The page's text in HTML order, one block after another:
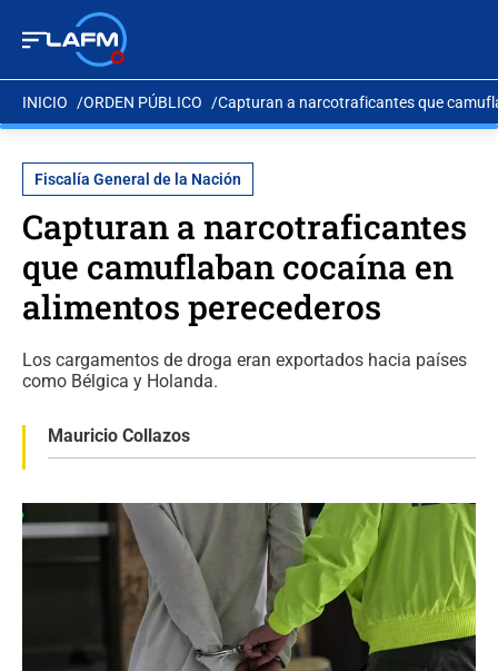
INICIO ORDEN PÚBLICO Capturan a narcotraficantes que
Fiscalía General de la Nación
Capturan a narcotraficantes
que camuflaban cocaína en
alimentos perecederos
Los cargamentos de droga eran exportados hacia países
como Bélgica y Holanda.
Mauricio Collazos